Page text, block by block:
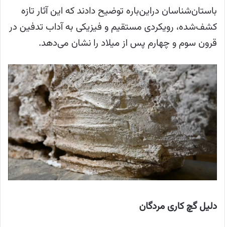
باستان‌شناسان دراین‌باره توضیح دادند که این آثار تازه
کشف‌شده، رویکردی مستقیم و فیزیکی به آداب تدفین در
قرون سوم و چهارم پس از میلاد را نشان می‌دهد.
دلیل گچ کاری مردگان